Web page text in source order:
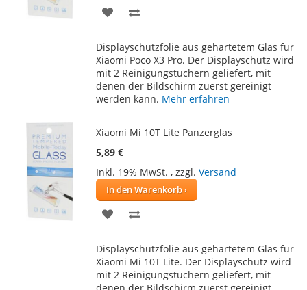
ZUR
HINZUFÜGEN
HINZUFÜGEN
Displayschutzfolie aus gehärtetem Glas für
Xiaomi Poco X3 Pro. Der Displayschutz wird
mit 2 Reinigungstüchern geliefert, mit
denen der Bildschirm zuerst gereinigt
werden kann. Mehr erfahren
Xiaomi Mi 10T Lite Panzerglas
5,89 €
Inkl. 19% MwSt. , zzgl. Versand
In den Warenkorb
ZUR
HINZUFÜGEN
HINZUFÜGEN
Displayschutzfolie aus gehärtetem Glas für
Xiaomi Mi 10T Lite. Der Displayschutz wird
mit 2 Reinigungstüchern geliefert, mit